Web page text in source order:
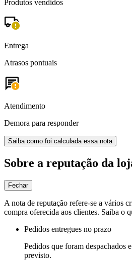
Produtos vendidos
Entrega
Atrasos pontuais
Atendimento
Demora para responder
Saiba como foi calculada essa nota
Sobre a reputação da
Fechar
A nota de reputação refere-se a vários
compra oferecida aos clientes. Saiba o
Pedidos entregues no prazo
Pedidos que foram despachados
previsto.